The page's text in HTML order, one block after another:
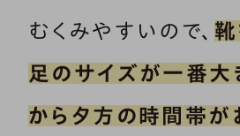
むくみやすいので、
足のサイズが一番大
から夕方の時間帯が